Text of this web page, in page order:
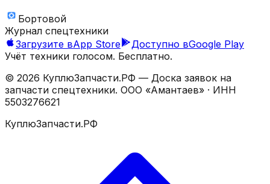
Бортовой
Журнал спецтехники
Загрузите вApp Store Доступно вGoogle Play
Учёт техники голосом. Бесплатно.
© 2026 КуплюЗапчасти.РФ — Доска заявок на
запчасти спецтехники. ООО «Амантаев» · ИНН
5503276621
КуплюЗапчасти.РФ